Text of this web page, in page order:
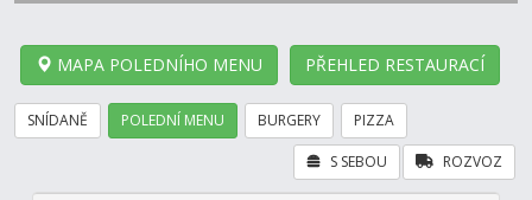
MAPA POLEDNÍHO MENU PŘEHLED RESTAURACÍ
SNÍDANĚ POLEDNÍ MENU BURGERY PIZZA
ROZVOZ
S SEBOU